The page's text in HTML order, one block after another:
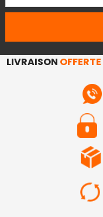
LIVRAISON OFFERTE